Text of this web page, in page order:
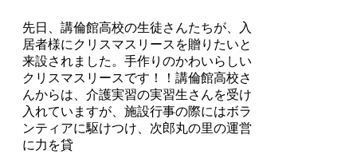
先日、講倫館高校の生徒さんたちが、入
居者様にクリスマスリースを贈りたいと
来設されました。手作りのかわいらしい
クリスマスリースです！！講倫館高校さ
んからは、介護実習の実習生さんを受け
入れていますが、施設行事の際にはボラ
ンティアに駆けつけ、次郎丸の里の運営
に力を貸